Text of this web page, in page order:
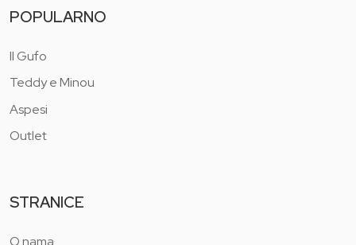
POPULARNO
Il Gufo
Teddy e Minou
Aspesi
Outlet
STRANICE
O nama